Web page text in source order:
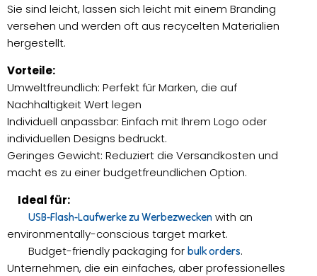
Sie sind leicht, lassen sich leicht mit einem Branding
versehen und werden oft aus recycelten Materialien
hergestellt.
Vorteile:
Umweltfreundlich: Perfekt für Marken, die auf
Nachhaltigkeit Wert legen
Individuell anpassbar: Einfach mit Ihrem Logo oder
individuellen Designs bedruckt.
Geringes Gewicht: Reduziert die Versandkosten und
macht es zu einer budgetfreundlichen Option.
Ideal für:
USB-Flash-Laufwerke zu Werbezwecken with an
environmentally-conscious target market.
Budget-friendly packaging for bulk orders.
Unternehmen, die ein einfaches, aber professionelles